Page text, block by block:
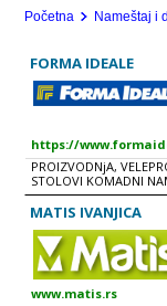
Početna Nameštaj i
FORMA IDEALE
https://
PROIZVODNjA,
STOLOVI KOMADNI
UGAONE GARNITURE
KREVETI DEČIJE SOBE
GARDEROBERI i
KANCELARIJSKI i
GARNITURE
MATIS IVANJICA
www.matis.rs